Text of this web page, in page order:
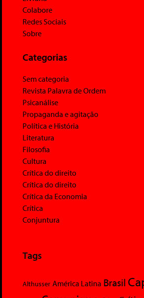
Colabore
Redes Sociais
Sobre
Categorias
Sem categoria
Revista Palavra de Ordem
Psicanálise
Propaganda e agitação
Política e História
Literatura
Filosofia
Cultura
Crítica do direito
Crítica do direito
Crítica da Economia
Crítica
Conjuntura
Tags
Althusser América Latina Brasil